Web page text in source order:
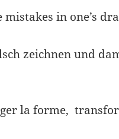
in one’s
zeichnen und
la forme,